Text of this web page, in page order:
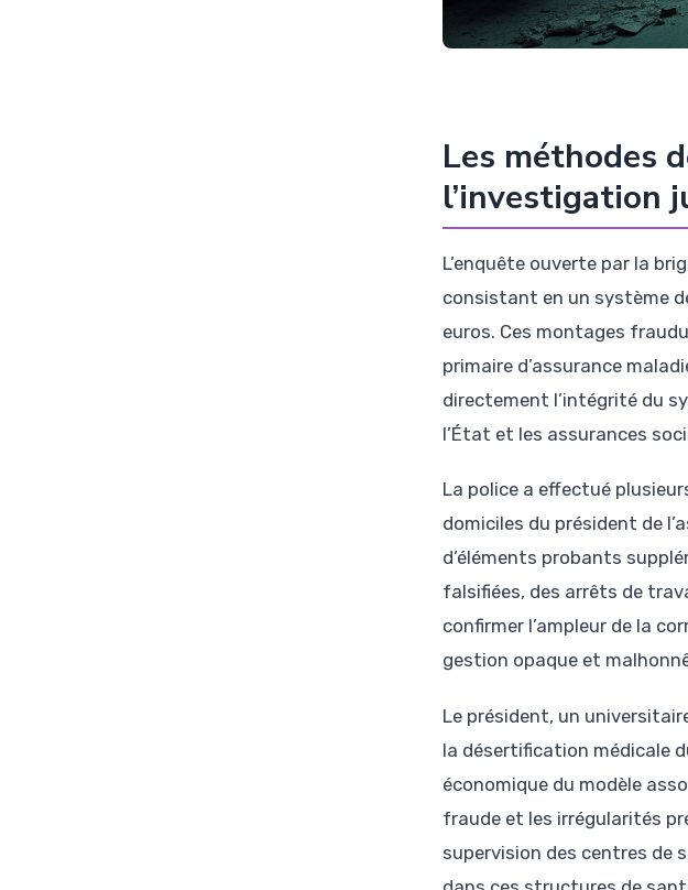
Les méthodes
l’investigation
L’enquête ouverte par la
consistant en un système
euros. Ces montages
primaire d’assurance
directement l’intégrité du
l’État et les assurances
La police a effectué
domiciles du président de
d’éléments probants
falsifiées, des arrêts de
confirmer l’ampleur de la
gestion opaque et
Le président, un
la désertification médicale
économique du modèle
fraude et les irrégularités
supervision des centres de